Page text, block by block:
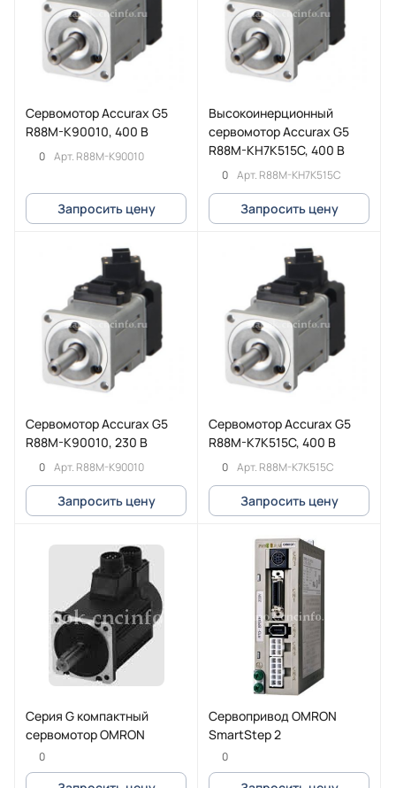
Cервомотор Accurax G5
R88M-K90010, 400 В
0 Арт. R88M-K90010
Запросить цену
Высокоинерционный
сервомотор Accurax G5
R88M-KH7K515C, 400 В
0 Арт. R88M-KH7K515C
Запросить цену
Cервомотор Accurax G5
R88M-K90010, 230 В
0 Арт. R88M-K90010
Запросить цену
Сервомотор Accurax G5
R88M-K7K515C, 400 В
0 Арт. R88M-K7K515C
Запросить цену
Серия G компактный
сервомотор OMRON
0
Сервопривод OMRON
SmartStep 2
0